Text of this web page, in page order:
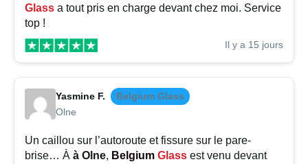
Glass a tout pris en charge devant chez moi. Service
top !
Il y a 15 jours
Yasmine F.
Belgium Glass
Olne
Un caillou sur l’autoroute et fissure sur le pare-
brise… À à Olne, Belgium Glass est venu devant